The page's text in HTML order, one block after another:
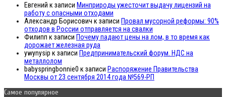
Евгений к записи Минприроды ужесточит выдачу лицензий на
работу с опасными отходами
Александр Борисович к записи Провал мусорной реформы: 90%
отходов в России отправляется на свалки
Филипп к записи Почему падают цены на лом, в то время как
дорожает железная руда
ywynysip к записи Предпринимательский форум. НДС на
металлолом
babyspringbonnie0 к записи Распоряжение Правительства
Москвы от 23 сентября 2014 года №569-РП
Самое популярное